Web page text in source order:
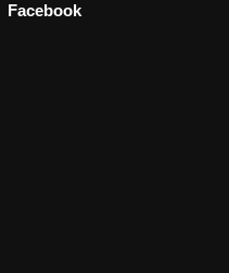
Facebook